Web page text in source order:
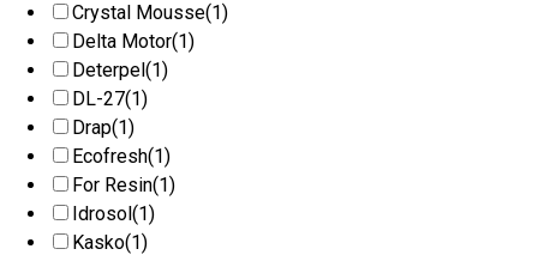
Crystal Mousse(1)
Delta Motor(1)
Deterpel(1)
DL-27(1)
Drap(1)
Ecofresh(1)
For Resin(1)
Idrosol(1)
Kasko(1)